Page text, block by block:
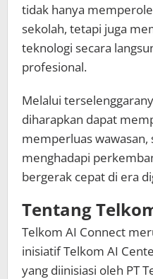
tidak hanya
sekolah, tetapi juga
teknologi secara
profesional.
Melalui
diharapkan dapat
memperluas wawasan,
menghadapi
bergerak cepat di era
Tentang
Telkom AI Connect
inisiatif Telkom AI
yang diinisiasi oleh PT